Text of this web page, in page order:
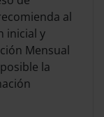
al
inicial y
Mensual
la